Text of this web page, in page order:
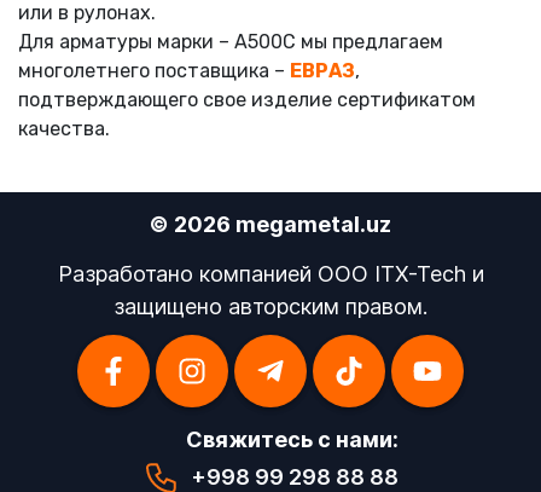
или в рулонах.
Для арматуры марки – А500С мы предлагаем
многолетнего поставщика – ЕВРАЗ,
подтверждающего свое изделие сертификатом
качества.
© 2026 megametal.uz
Разработано компанией OOO ITX-Tech и
защищено авторским правом.
Свяжитесь с нами:
+998 99 298 88 88